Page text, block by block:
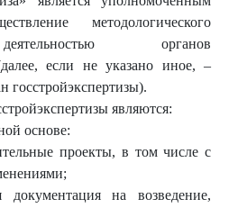
методологического
органов
если не указано иное, –
госстройэкспертизы).
являются:
основе:
проекты, в том числе с
документация на возведение,